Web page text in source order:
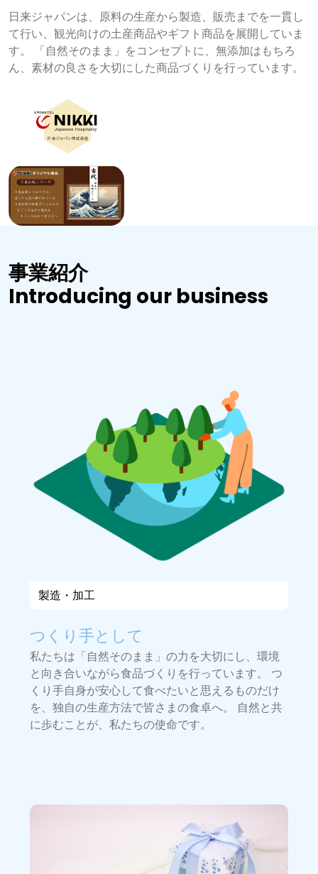
日来ジャパンは、原料の生産から製造、販売までを一貫し
て行い、観光向けの土産商品やギフト商品を展開していま
す。 「自然そのまま」をコンセプトに、無添加はもちろ
ん、素材の良さを大切にした商品づくりを行っています。
事業紹介
Introducing our business
製造・加工
つくり手として
私たちは「自然そのまま」の力を大切にし、環境
と向き合いながら食品づくりを行っています。 つ
くり手自身が安心して食べたいと思えるものだけ
を、独自の生産方法で皆さまの食卓へ。 自然と共
に歩むことが、私たちの使命です。